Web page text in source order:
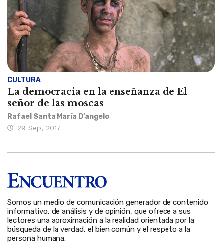
CULTURA
La democracia en la enseñanza de El
señor de las moscas
Rafael Santa María D’angelo
29 Sep, 2017
Somos un medio de comunicación generador de contenido
informativo, de análisis y de opinión, que ofrece a sus
lectores una aproximación a la realidad orientada por la
búsqueda de la verdad, el bien común y el respeto a la
persona humana.